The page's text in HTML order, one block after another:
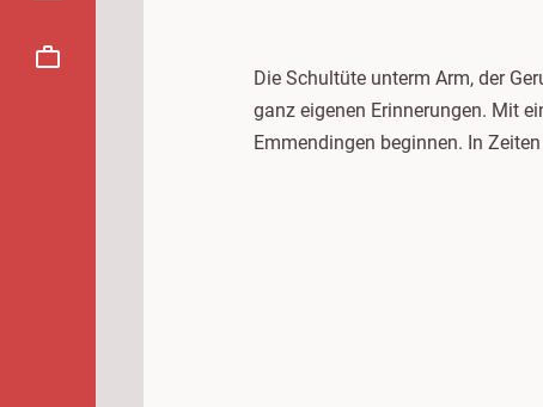
Die Schultüte unterm Arm, der
ganz eigenen Erinnerungen. Mit
Emmendingen beginnen. In